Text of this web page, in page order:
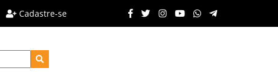
Cadastre-se